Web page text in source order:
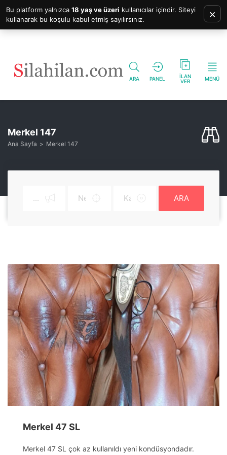
ARA PANEL
İLAN
VER
MENÜ
Merkel 147
Ana Sayfa Merkel 147
ARA
Merkel 47 SL
Merkel 47 SL çok az kullanıldı yeni kondüsyondadır.
Bu platform yalnızca 18 yaş ve üzeri kullanıcılar içindir. Siteyi
kullanarak bu koşulu kabul etmiş sayılırsınız.
×